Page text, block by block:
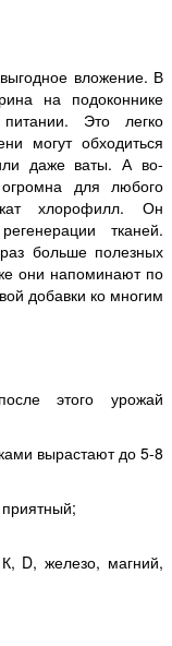
вложение. В
на подоконнике
Это легко
могут обходиться
даже ваты. А во-
для любого
хлорофилл. Он
тканей.
больше полезных
они напоминают по
добавки ко многим
этого урожай
вырастают до 5-8
D, железо, магний,